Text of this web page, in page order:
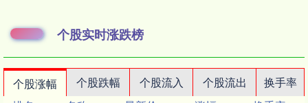
个股实时涨跌榜
个股涨幅 个股跌幅 个股流入 个股流出
换手率